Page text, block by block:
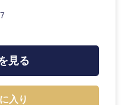
見る
入り